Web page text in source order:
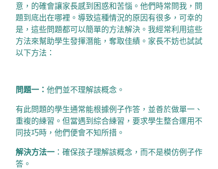
意，的確會讓家長感到困惑和苦惱。他們時常問我，問
題到底出在哪裡。導致這種情況的原因有很多，可幸的
是，這些問題都可以簡單的方法解決。我經常利用這些
方法來幫助學生發揮潛能，奪取佳績。家長不妨也試試
以下方法：
問題一： 他們並不理解該概念。
有此問題的學生通常能根據例子作答，並善於做單一、
重複的練習。但當遇到綜合練習，要求學生整合運用不
同技巧時，他們便會不知所措。
解決方法一 ：確保孩子理解該概念，而不是模仿例子作
答。